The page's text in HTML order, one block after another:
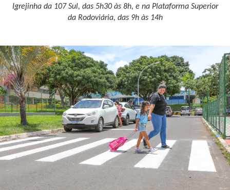
Igrejinha da 107 Sul, das 5h30 às 8h, e na Plataforma Superior
da Rodoviária, das 9h às 14h